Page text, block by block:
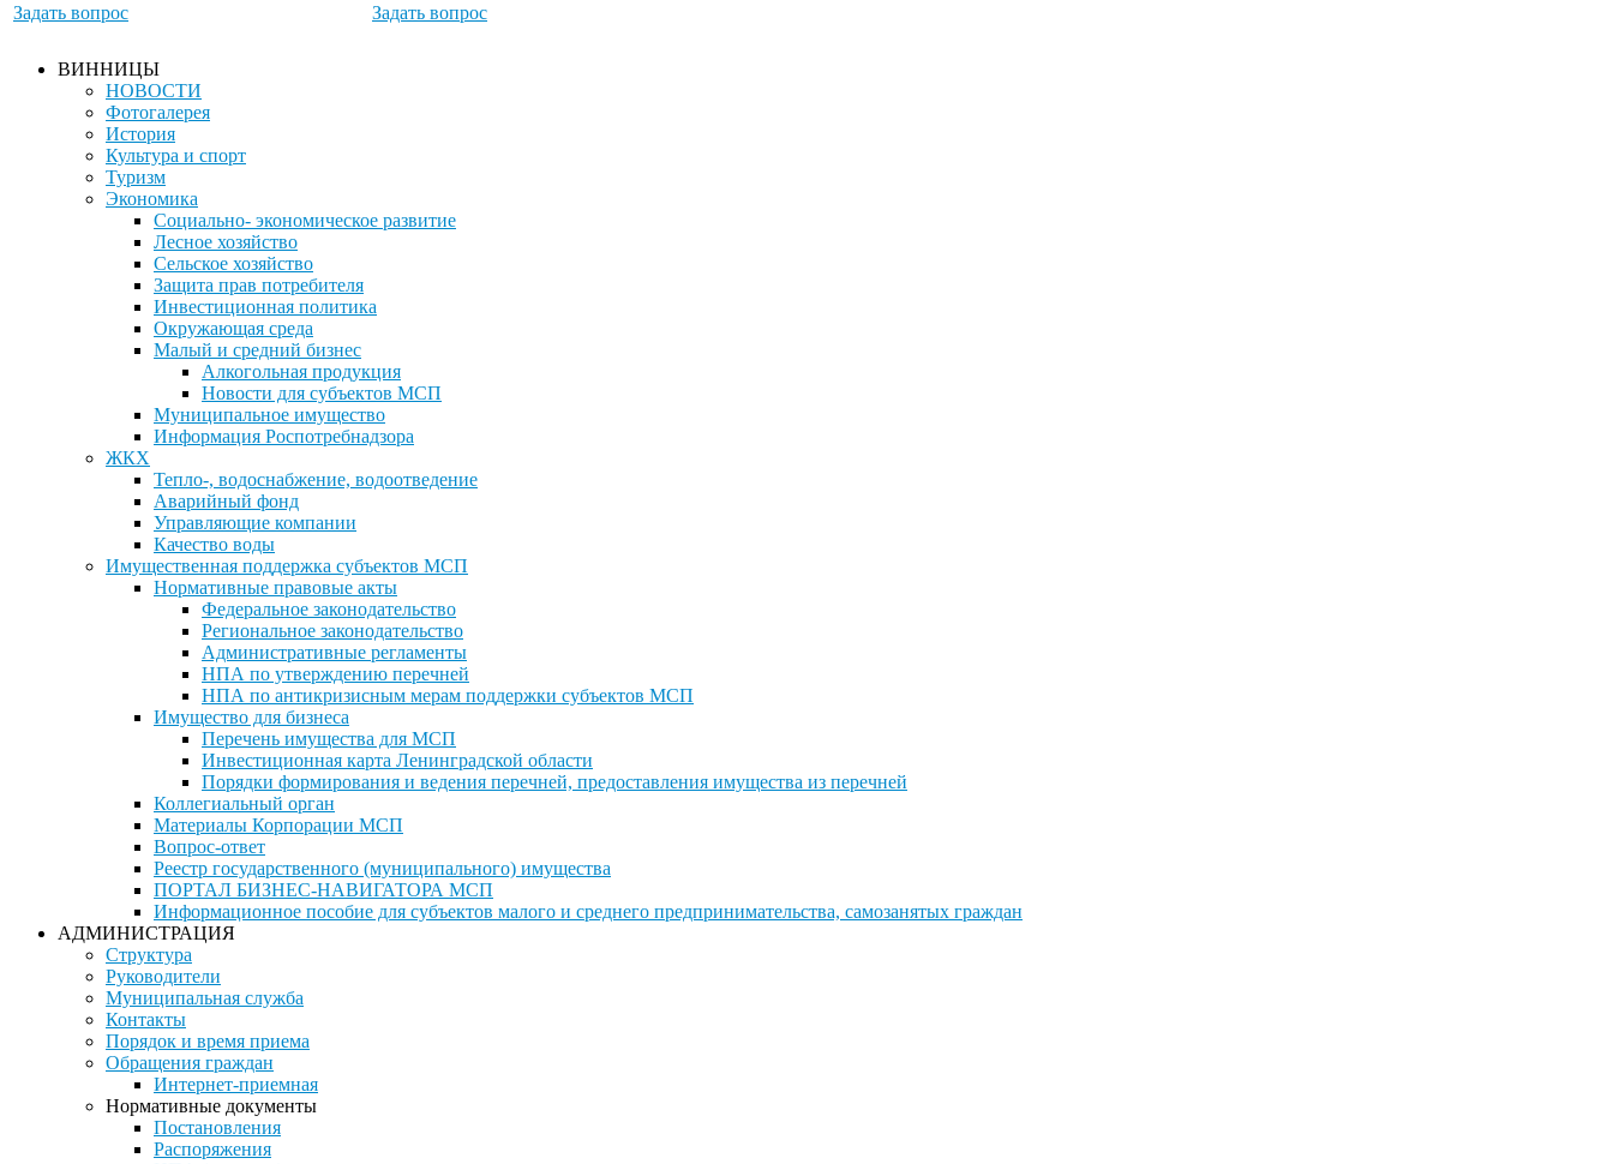
Задать вопрос Задать вопрос
ВИННИЦЫ
НОВОСТИ
Фотогалерея
История
Культура и спорт
Туризм
Экономика
Социально- экономическое развитие
Лесное хозяйство
Сельское хозяйство
Защита прав потребителя
Инвестиционная политика
Окружающая среда
Малый и средний бизнес
Алкогольная продукция
Новости для субъектов МСП
Муниципальное имущество
Информация Роспотребнадзора
ЖКХ
Тепло-, водоснабжение, водоотведение
Аварийный фонд
Управляющие компании
Качество воды
Имущественная поддержка субъектов МСП
Нормативные правовые акты
Федеральное законодательство
Региональное законодательство
Административные регламенты
НПА по утверждению перечней
НПА по антикризисным мерам поддержки субъектов МСП
Имущество для бизнеса
Перечень имущества для МСП
Инвестиционная карта Ленинградской области
Порядки формирования и ведения перечней, предоставления имущества из перечней
Коллегиальный орган
Материалы Корпорации МСП
Вопрос-ответ
Реестр государственного (муниципального) имущества
ПОРТАЛ БИЗНЕС-НАВИГАТОРА МСП
Информационное пособие для субъектов малого и среднего предпринимательства, самозанятых граждан
АДМИНИСТРАЦИЯ
Структура
Руководители
Муниципальная служба
Контакты
Порядок и время приема
Обращения граждан
Интернет-приемная
Нормативные документы
Постановления
Распоряжения